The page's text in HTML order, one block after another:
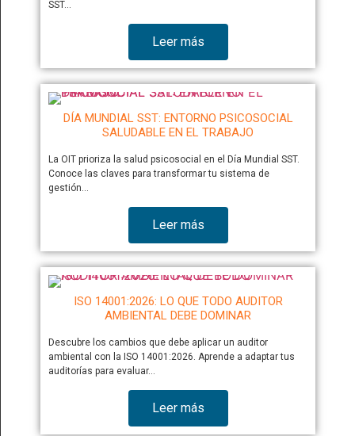
SST…
Leer más
DÍA MUNDIAL SST: ENTORNO PSICOSOCIAL
SALUDABLE EN EL TRABAJO
La OIT prioriza la salud psicosocial en el Día Mundial SST.
Conoce las claves para transformar tu sistema de
gestión…
Leer más
ISO 14001:2026: LO QUE TODO AUDITOR
AMBIENTAL DEBE DOMINAR
Descubre los cambios que debe aplicar un auditor
ambiental con la ISO 14001:2026. Aprende a adaptar tus
auditorías para evaluar…
Leer más